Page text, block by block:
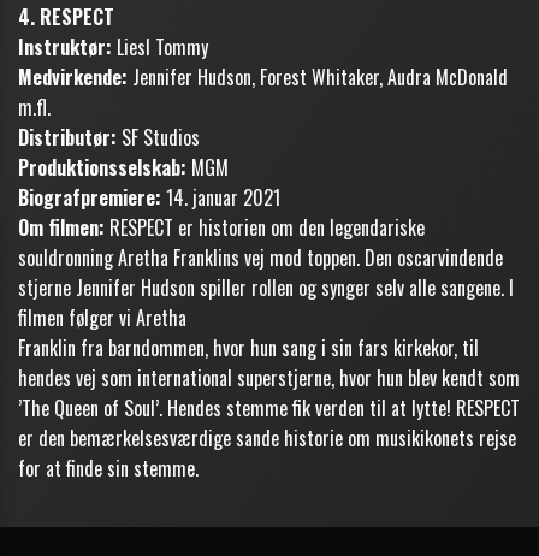
4. RESPECT
Instruktør: Liesl Tommy
Medvirkende: Jennifer Hudson, Forest Whitaker, Audra McDonald
m.fl.
Distributør: SF Studios
Produktionsselskab: MGM
Biografpremiere: 14. januar 2021
Om filmen: RESPECT er historien om den legendariske
souldronning Aretha Franklins vej mod toppen. Den oscarvindende
stjerne Jennifer Hudson spiller rollen og synger selv alle sangene. I
filmen følger vi Aretha
Franklin fra barndommen, hvor hun sang i sin fars kirkekor, til
hendes vej som international superstjerne, hvor hun blev kendt som
’The Queen of Soul’. Hendes stemme fik verden til at lytte! RESPECT
er den bemærkelsesværdige sande historie om musikikonets rejse
for at finde sin stemme.